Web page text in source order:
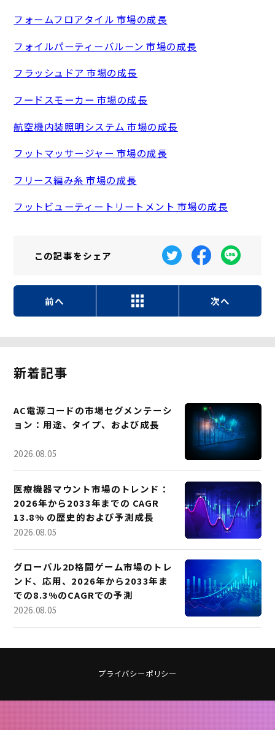
フォームフロアタイル 市場の成長
フォイルパーティーバルーン 市場の成長
フラッシュドア 市場の成長
フードスモーカー 市場の成長
航空機内装照明システム 市場の成長
フットマッサージャー 市場の成長
フリース編み糸 市場の成長
フットビューティートリートメント 市場の成長
この記事をシェア
前へ 次へ
新着記事
AC電源コードの市場セグメンテーシ
ョン：用途、タイプ、および成長
2026.08.05
医療機器マウント市場のトレンド：
2026年から2033年までの CAGR
13.8% の歴史的および予測成長
2026.08.05
グローバル2D格闘ゲーム市場のトレ
ンド、応用、2026年から2033年ま
での8.3%のCAGRでの予測
2026.08.05
プライバシーポリシー